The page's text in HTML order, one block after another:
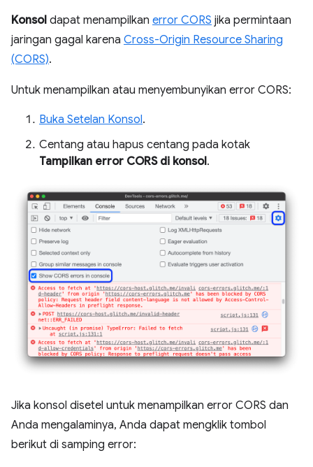
Konsol dapat menampilkan error CORS jika permintaan
jaringan gagal karena Cross-Origin Resource Sharing
(CORS).
Untuk menampilkan atau menyembunyikan error CORS:
Buka Setelan Konsol.
Centang atau hapus centang pada kotak
Tampilkan error CORS di konsol.
Jika konsol disetel untuk menampilkan error CORS dan
Anda mengalaminya, Anda dapat mengklik tombol
berikut di samping error: